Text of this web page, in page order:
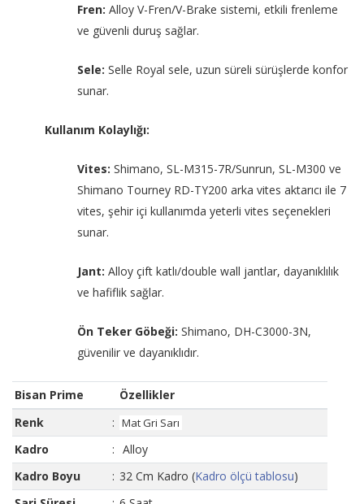
Fren: Alloy V-Fren/V-Brake sistemi, etkili frenleme
ve güvenli duruş sağlar.
Sele: Selle Royal sele, uzun süreli sürüşlerde konfor
sunar.
Kullanım Kolaylığı:
Vites: Shimano, SL-M315-7R/Sunrun, SL-M300 ve
Shimano Tourney RD-TY200 arka vites aktarıcı ile 7
vites, şehir içi kullanımda yeterli vites seçenekleri
sunar.
Jant: Alloy çift katlı/double wall jantlar, dayanıklılık
ve hafiflik sağlar.
Ön Teker Göbeği: Shimano, DH-C3000-3N,
güvenilir ve dayanıklıdır.
Bisan Prime
Özellikler
Renk
: Mat Gri Sarı
Kadro : Alloy
Kadro Boyu
: 32 Cm Kadro (Kadro ölçü tablosu)